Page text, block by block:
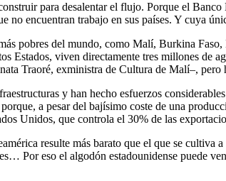
para desalentar el flujo. Porque el
no encuentran trabajo en sus países. Y cuya
pobres del mundo, como Malí, Burkina
Estados, viven directamente tres millones
Traoré, exministra de Cultura de Malí–,
y han hecho esfuerzos
a pesar del bajísimo coste de una
Unidos, que controla el 30% de las
resulte más barato que el que se
Por eso el algodón estadounidense puede